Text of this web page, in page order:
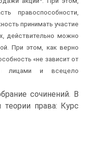
правоспособности,
принимать участие
действительно можно
При этом, как верно
«не зависит от
лицами и всецело
сочинений. В
права: Курс